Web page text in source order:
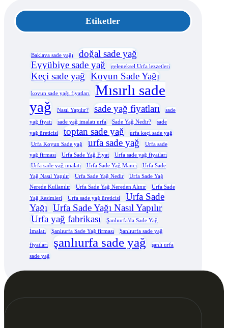
Etiketler
Baklava sade yağı
doğal sade yağ
Eyyübiye sade yağ
geleneksel Urfa lezzetleri
Keçi sade yağ Koyun Sade Yağı
koyun sade yağı fiyatları
Mısırlı sade
yağ
Nasıl Yapılır? sade yağ fiyatları sade
yağ fiyatı sade yağ imalatı urfa Sade Yağ Nedir?
sade
yağ üreticisi
toptan sade yağ
urfa keçi sade yağ
Urfa Koyun Sade yağ
urfa sade yağ
Urfa sade
yağ firması
Urfa Sade Yağ Fiyat
Urfa sade yağ fiyatları
Urfa sade yağ imalatı
Urfa Sade Yağ Mancı
Urfa Sade
Yağ Nasıl Yapılır
Urfa Sade Yağ Nedir
Urfa Sade Yağ
Nerede Kullanılır
Urfa Sade Yağ Nereden Alınır
Urfa Sade
Yağ Resimleri
Urfa sade yağ üreticisi
Urfa Sade
Yağı Urfa Sade Yağı Nasıl Yapılır
Urfa yağ fabrikası
Şanlıurfa'da Sade Yağ
İmalatı
Şanlıurfa Sade Yağ firması Şanlıurfa sade yağ
fiyatları şanlıurfa sade yağ
şanlı urfa
sade yağ